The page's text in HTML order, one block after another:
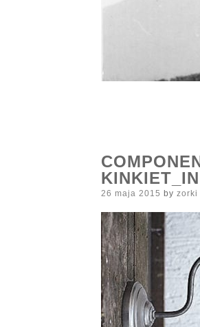
Posted
26 maja 2015 by zorki